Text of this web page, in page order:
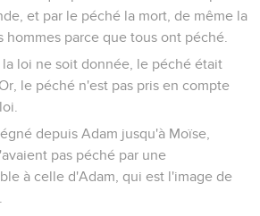
et par le péché la mort, de même la
hommes parce que tous ont péché.
loi ne soit donnée, le péché était
le péché n'est pas pris en compte
depuis Adam jusqu'à Moïse,
pas péché par une
à celle d'Adam, qui est l'image de